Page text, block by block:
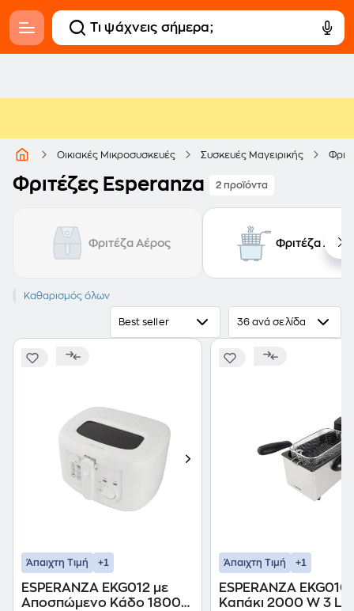
Οικιακές Μικροσυσκευές Συσκευές Μαγειρικής
Φριτέζες Esperanza 2 προϊόντα
Φριτέζα Αέρος Φριτέζα
ESPERANZA
Καθαρισμός όλων
Best seller 36 ανά σελίδα
Άπαιχτη Τιμή +1
ESPERANZA EKG012 με
Αποσπώμενο Κάδο 1800
Άπαιχτη Τιμή +1
ESPERANZA EKG010
Καπάκι 2000 W 3 L